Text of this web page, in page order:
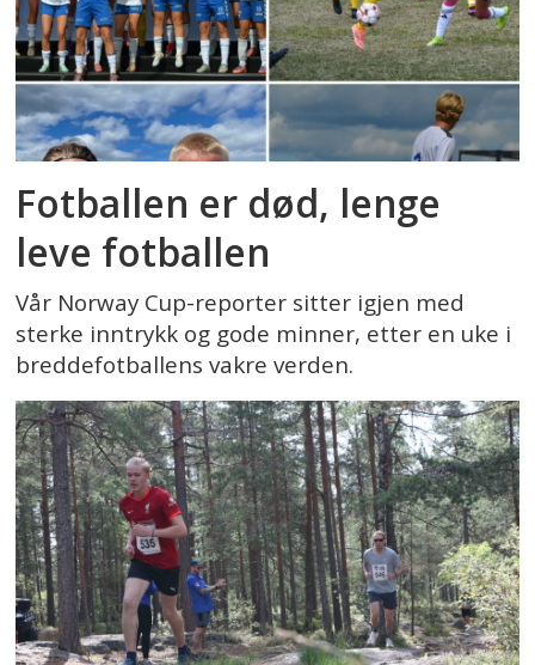
Fotballen er død, lenge
leve fotballen
Vår Norway Cup-reporter sitter igjen med
sterke inntrykk og gode minner, etter en uke i
breddefotballens vakre verden.